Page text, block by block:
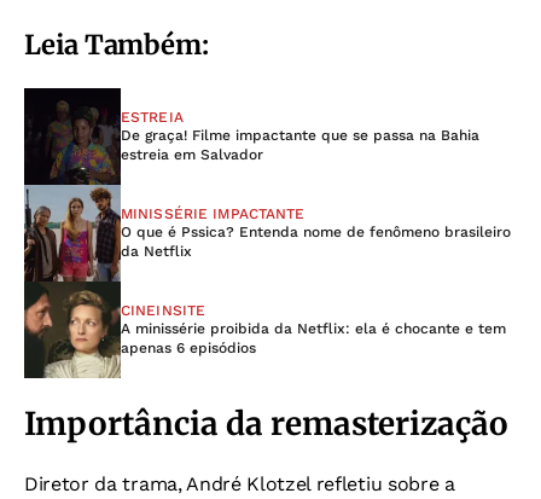
Leia Também:
ESTREIA
De graça! Filme impactante que se passa na Bahia
estreia em Salvador
MINISSÉRIE IMPACTANTE
O que é Pssica? Entenda nome de fenômeno brasileiro
da Netflix
CINEINSITE
A minissérie proibida da Netflix: ela é chocante e tem
apenas 6 episódios
Importância da remasterização
Diretor da trama, André Klotzel refletiu sobre a